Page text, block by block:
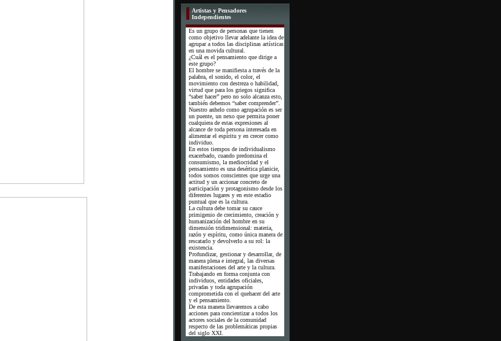
Artistas y Pensadores
Independientes
Es un grupo de personas que tienen
como objetivo llevar adelante la idea de
agrupar a todos las disciplinas artísticas
en una movida cultural.
¿Cuál es el pensamiento que dirige a
este grupo?
El hombre se manifiesta a través de la
palabra, el sonido, el color, el
movimiento con destreza o habilidad,
virtud que para los griegos significa
“saber hacer” pero no solo alcanza esto,
también debemos “saber comprender”.
Nuestro anhelo como agrupación es ser
un puente, un nexo que permita poner
cualquiera de estas expresiones al
alcance de toda persona interesada en
alimentar el espíritu y en crecer como
individuo.
En estos tiempos de individualismo
exacerbado, cuando predomina el
consumismo, la mediocridad y el
pensamiento es una desértica planicie,
todos somos conscientes que urge una
actitud y un accionar concreto de
participación y protagonismo desde los
diferentes lugares y en este estadio
puntual que es la cultura.
La cultura debe tomar su cauce
primigenio de crecimiento, creación y
humanización del hombre en su
dimensión tridimensional: materia,
razón y espíritu, como única manera de
rescatarlo y devolverlo a su rol: la
existencia.
Profundizar, gestionar y desarrollar, de
manera plena e integral, las diversas
manifestaciones del arte y la cultura.
Trabajando en forma conjunta con
individuos, entidades oficiales,
privadas y toda agrupación
comprometida con el quehacer del arte
y el pensamiento.
De esta manera llevaremos a cabo
acciones para concientizar a todos los
actores sociales de la comunidad
respecto de las problemáticas propias
del siglo XXI.